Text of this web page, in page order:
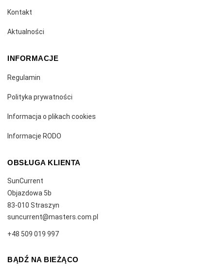
Kontakt
Aktualności
INFORMACJE
Regulamin
Polityka prywatności
Informacja o plikach cookies
Informacje RODO
OBSŁUGA KLIENTA
SunCurrent
Objazdowa 5b
83-010 Straszyn
suncurrent@masters.com.pl
+48 509 019 997
BĄDŹ NA BIEŻĄCO